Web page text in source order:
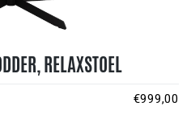
RELAXSTOEL
€999,00